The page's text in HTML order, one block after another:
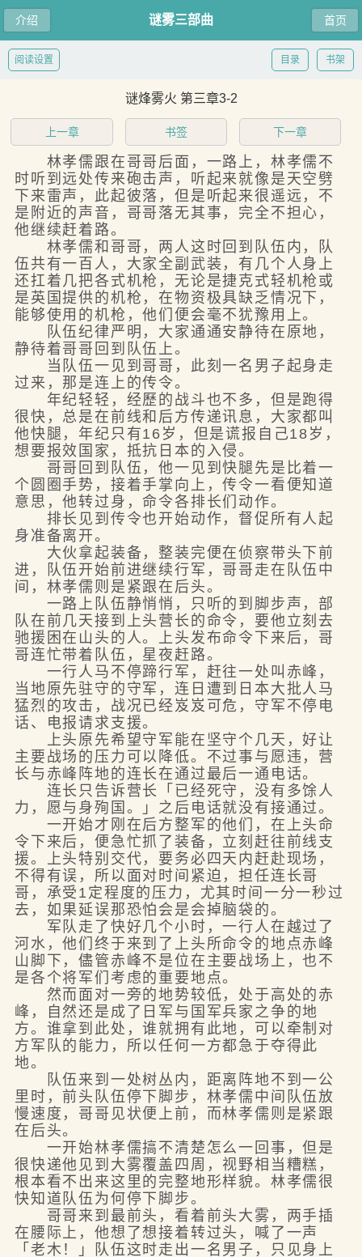
介绍 首页
谜雾三部曲
书架
目录
阅读设置
谜烽雾火 第三章3-2
上一章 书签 下一章
林孝儒跟在哥哥后面，一路上，林孝儒不
时听到远处传来砲击声，听起来就像是天空劈
下来雷声，此起彼落，但是听起来很遥远，不
是附近的声音，哥哥落无其事，完全不担心，
他继续赶着路。
林孝儒和哥哥，两人这时回到队伍内，队
伍共有一百人，大家全副武装，有几个人身上
还扛着几把各式机枪，无论是捷克式轻机枪或
是英国提供的机枪，在物资极具缺乏情况下，
能够使用的机枪，他们便会毫不犹豫用上。
队伍纪律严明，大家通通安静待在原地，
静待着哥哥回到队伍上。
当队伍一见到哥哥，此刻一名男子起身走
过来，那是连上的传令。
年纪轻轻，经歷的战斗也不多，但是跑得
很快，总是在前线和后方传递讯息，大家都叫
他快腿，年纪只有16岁，但是谎报自己18岁，
想要报效国家，抵抗日本的入侵。
哥哥回到队伍，他一见到快腿先是比着一
个圆圈手势，接着手掌向上，传令一看便知道
意思，他转过身，命令各排长们动作。
排长见到传令也开始动作，督促所有人起
身准备离开。
大伙拿起装备，整装完便在侦察带头下前
进，队伍开始前进继续行军，哥哥走在队伍中
间，林孝儒则是紧跟在后头。
一路上队伍静悄悄，只听的到脚步声，部
队在前几天接到上头营长的命令，要他立刻去
驰援困在山头的人。上头发布命令下来后，哥
哥连忙带着队伍，星夜赶路。
一行人马不停蹄行军，赶往一处叫赤峰，
当地原先驻守的守军，连日遭到日本大批人马
猛烈的攻击，战况已经岌岌可危，守军不停电
话、电报请求支援。
上头原先希望守军能在坚守个几天，好让
主要战场的压力可以降低。不过事与愿违，营
长与赤峰阵地的连长在通过最后一通电话。
连长只告诉营长「已经死守，没有多馀人
力，愿与身殉国。」之后电话就没有接通过。
一开始才刚在后方整军的他们，在上头命
令下来后，便急忙抓了装备，立刻赶往前线支
援。上头特别交代，要务必四天内赶赴现场，
不得有误，所以面对时间紧迫，担任连长哥
哥，承受1定程度的压力，尤其时间一分一秒过
去，如果延误那恐怕会是会掉脑袋的。
军队走了快好几个小时，一行人在越过了
河水，他们终于来到了上头所命令的地点赤峰
山脚下，儘管赤峰不是位在主要战场上，也不
是各个将军们考虑的重要地点。
然而面对一旁的地势较低，处于高处的赤
峰，自然还是成了日军与国军兵家之争的地
方。谁拿到此处，谁就拥有此地，可以牵制对
方军队的能力，所以任何一方都急于夺得此
地。
队伍来到一处树丛内，距离阵地不到一公
里时，前头队伍停下脚步，林孝儒中间队伍放
慢速度，哥哥见状便上前，而林孝儒则是紧跟
在后头。
一开始林孝儒搞不清楚怎么一回事，但是
很快递他见到大雾覆盖四周，视野相当糟糕，
根本看不出来这里的完整地形样貌。林孝儒很
快知道队伍为何停下脚步。
哥哥来到最前头，看着前头大雾，两手插
在腰际上，他想了想接着转过头，喊了一声
「老木！」队伍这时走出一名男子，只见身上